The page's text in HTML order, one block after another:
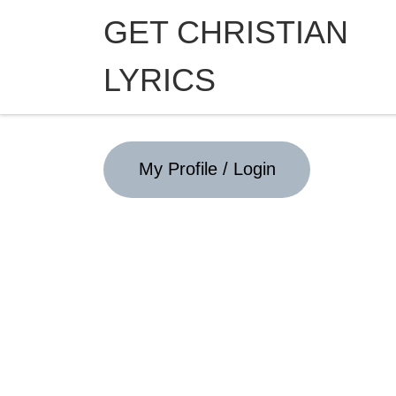
Skip to contentGET CHRISTIAN
LYRICS
My Profile / Login